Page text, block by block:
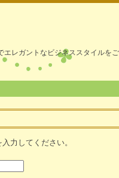
エレガントなビジネススタイルを
力してください。